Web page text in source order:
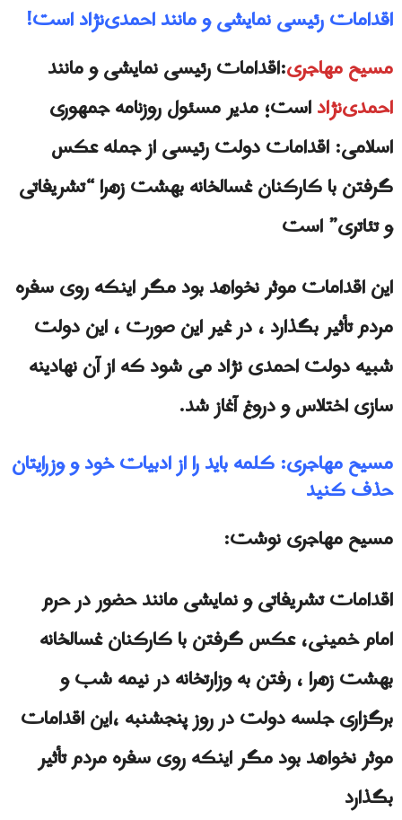
اقدامات رئیسی نمایشی و مانند احمدی‌نژاد است!
مسيح مهاجرى:اقدامات رئیسی نمایشی و مانند
احمدی‌نژاداست؛ مدیر مسئول روزنامه جمهوری
اسلامی: اقدامات دولت رئيسى از جمله عکس
گرفتن با کارکنان غسالخانه بهشت ‌زهرا “تشریفاتی
و تئاتری” است
این اقدامات موثر نخواهد بود مگر اینکه روی سفره
مردم تأثیر بگذارد ، در غیر این صورت ، این دولت
شبیه دولت احمدی نژاد می شود که از آن نهادینه
سازی اختلاس و دروغ آغاز شد.
مسیح مهاجری: کلمه باید را از ادبیات خود و وزرایتان
حذف کنید
مسیح مهاجری نوشت:
اقدامات تشریفاتی و نمایشی مانند حضور در حرم
امام خمینی، عکس گرفتن با کارکنان غسالخانه
بهشت ​​زهرا ، رفتن به وزارتخانه در نیمه شب و
برگزاری جلسه دولت در روز پنجشنبه ،این اقدامات
موثر نخواهد بود مگر اینکه روی سفره مردم تأثیر
بگذارد